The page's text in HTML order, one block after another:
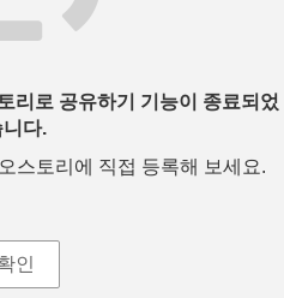
리로 공유하기 기능이 종료되었
니다.
스토리에 직접 등록해 보세요.
인